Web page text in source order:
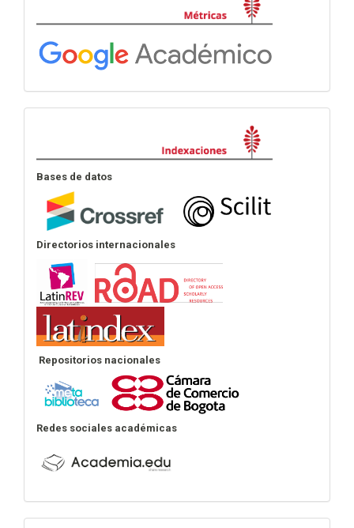
Bases de datos
Directorios internacionales
Repositorios nacionales
Redes sociales académicas